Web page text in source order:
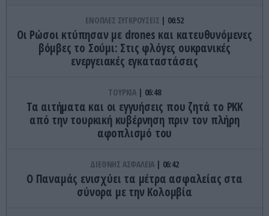
ΕΝΟΠΛΕΣ ΣΥΓΚΡΟΥΣΕΙΣ 06:52
Οι Ρώσοι κτύπησαν με drones και κατευθυνόμενες
βόμβες το Σούμι: Στις φλόγες ουκρανικές
ενεργειακές εγκαταστάσεις
ΤΟΥΡΚΙΑ 06:48
Τα αιτήματα και οι εγγυήσεις που ζητά το PKK
από την τουρκική κυβέρνηση πριν τον πλήρη
αφοπλισμό του
ΔΙΕΘΝΗΣ ΑΣΦΑΛΕΙΑ 06:42
Ο Παναμάς ενισχύει τα μέτρα ασφαλείας στα
σύνορα με την Κολομβία